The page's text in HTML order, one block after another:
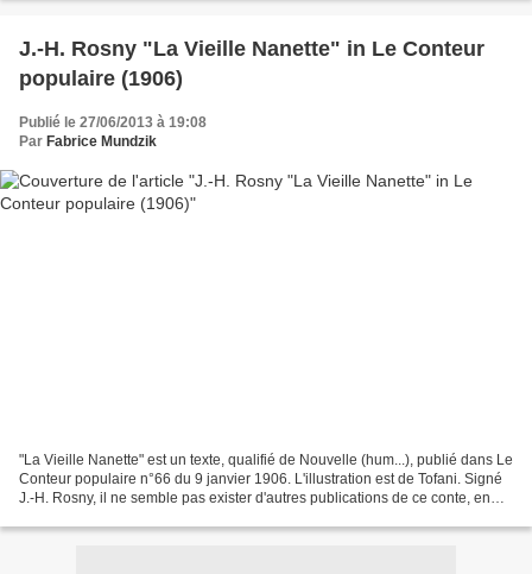
J.-H. Rosny "La Vieille Nanette" in Le Conteur
populaire (1906)
Publié le 27/06/2013 à 19:08
Par Fabrice Mundzik
"La Vieille Nanette" est un texte, qualifié de Nouvelle (hum...), publié dans Le
Conteur populaire n°66 du 9 janvier 1906. L'illustration est de Tofani. Signé
J.-H. Rosny, il ne semble pas exister d'autres publications de ce conte, en